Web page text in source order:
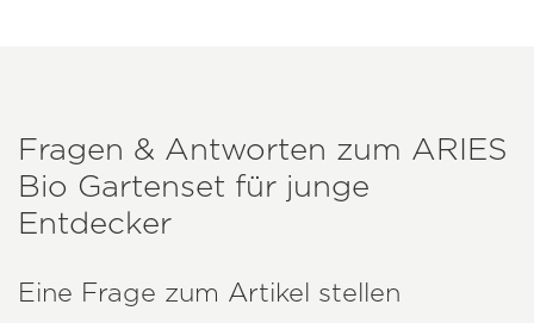
Fragen & Antworten zum ARIES
Bio Gartenset für junge
Entdecker
Eine Frage zum Artikel stellen